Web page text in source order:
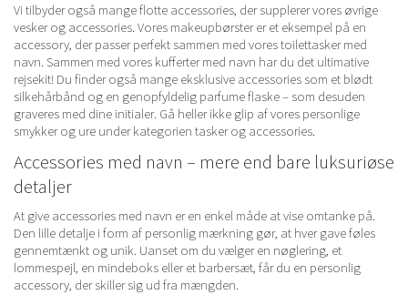
Vi tilbyder også mange flotte accessories, der supplerer vores øvrige
vesker og accessories. Vores makeupbørster er et eksempel på en
accessory, der passer perfekt sammen med vorestoilettasker med
navn. Sammen med vores kufferter med navn har du det ultimative
rejsekit! Du finder også mange eksklusive accessories som et blødt
silkehårbånd og en genopfyldelig parfume flaske – som desuden
graveres med dine initialer. Gå heller ikke glip af vores personlige
smykkerog ure under kategorien tasker og accessories.
Accessories med navn – mere end bare luksuriøse
detaljer
At give accessories med navn er en enkel måde at vise omtanke på.
Den lille detalje i form af personlig mærkning gør, at hver gave føles
gennemtænkt og unik. Uanset om du vælger en nøglering, et
lommespejl, en mindeboks eller et barbersæt, får du en personlig
accessory, der skiller sig ud fra mængden.